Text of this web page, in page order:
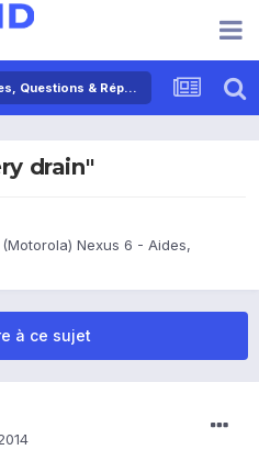
Google (Motorola) Nexus 6 - Aides, Questions & Réponses
drain"
Nexus 6 - Aides,
à ce sujet